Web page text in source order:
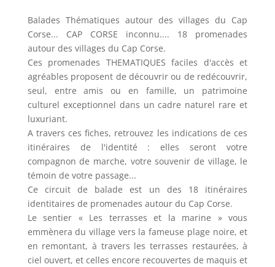
Balades Thématiques autour des villages du Cap
Corse... CAP CORSE inconnu.... 18 promenades
autour des villages du Cap Corse.
Ces promenades THEMATIQUES faciles d'accès et
agréables proposent de découvrir ou de redécouvrir,
seul, entre amis ou en famille, un patrimoine
culturel exceptionnel dans un cadre naturel rare et
luxuriant.
A travers ces fiches, retrouvez les indications de ces
itinéraires de l'identité : elles seront votre
compagnon de marche, votre souvenir de village, le
témoin de votre passage...
Ce circuit de balade est un des 18 itinéraires
identitaires de promenades autour du Cap Corse.
Le sentier « Les terrasses et la marine » vous
emmènera du village vers la fameuse plage noire, et
en remontant, à travers les terrasses restaurées, à
ciel ouvert, et celles encore recouvertes de maquis et